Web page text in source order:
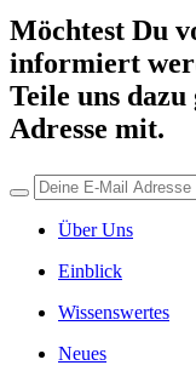
Möchtest Du
informiert
Teile uns
Adresse mit.
Über Uns
Einblick
Wissenswertes
Neues